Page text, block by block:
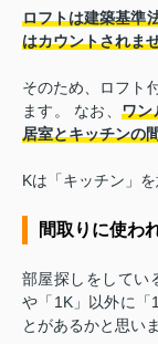
ロフトは建築基準
はカウントされま
そのため、ロフト
ます。 なお、 ワン
居室とキッチンの
Kは「キッチン」を
間取りに使わ
部屋探しをしてい
や「1K」以外に「
とがあるかと思いま